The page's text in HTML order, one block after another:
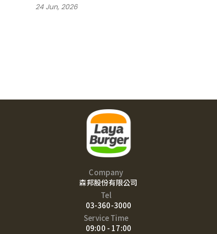
24 Jun, 2026
Company
森邦股份有限公司
Tel
03-360-3000
Service Time
09:00 - 17:00